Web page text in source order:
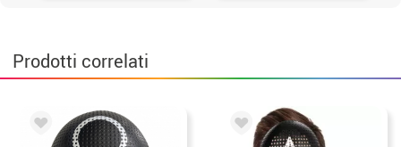
Prodotti correlati